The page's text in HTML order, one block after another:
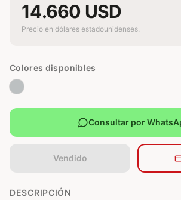
14.660 USD
Precio en dólares estadounidenses.
Colores disponibles
Consultar por
Vendido
DESCRIPCIÓN